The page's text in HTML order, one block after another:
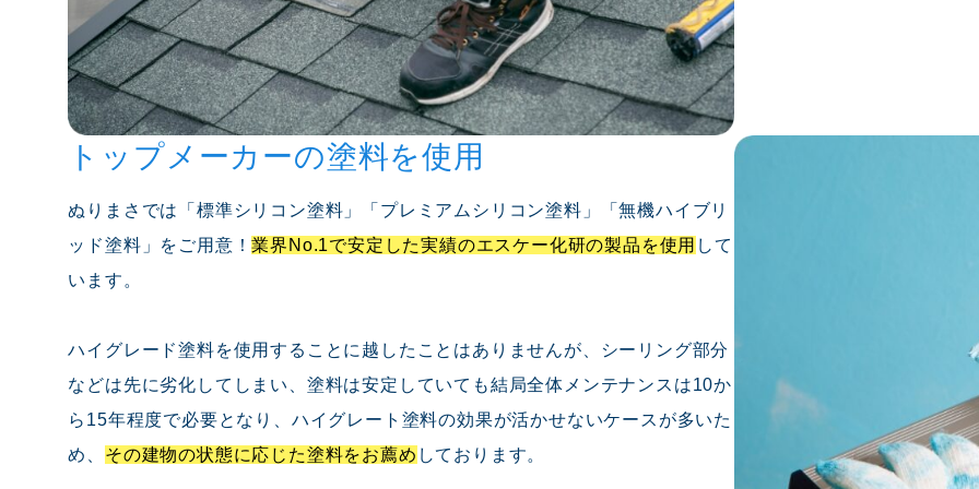
トップメーカーの塗料を使用
ぬりまさでは「標準シリコン塗料」「プレミアムシリコン塗料」「無機ハイブリ
ッド塗料」をご用意！業界No.1で安定した実績のエスケー化研の製品を使用 して
います。
ハイグレード塗料を使用することに越したことはありませんが、シーリング部分
などは先に劣化してしまい、塗料は安定していても結局全体メンテナンスは10か
ら15年程度で必要となり、ハイグレート塗料の効果が活かせないケースが多いた
め、 その建物の状態に応じた塗料をお薦め しております。